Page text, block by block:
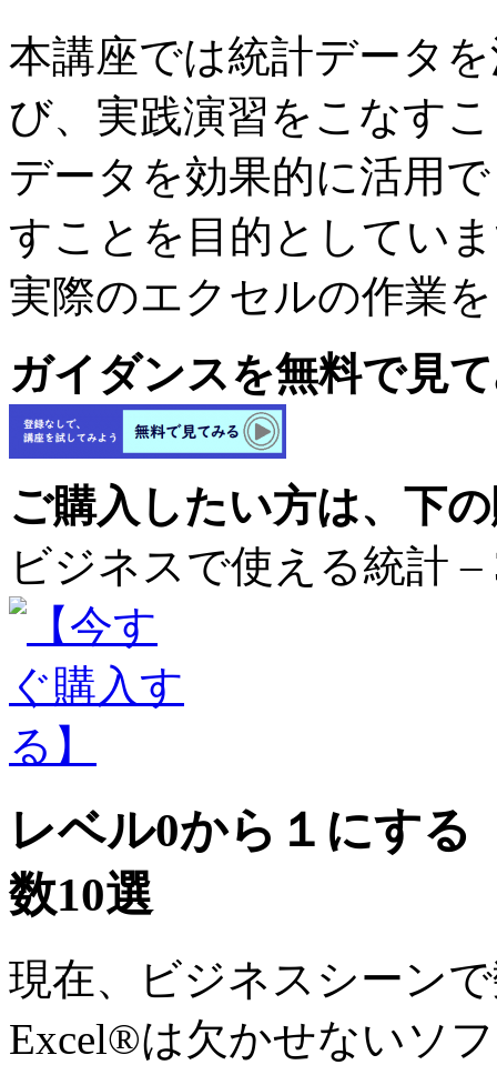
本講座では統計データ
び、実践演習をこなす
データを効果的に活用
すことを目的としてい
実際のエクセルの作業
ガイダンスを無料で見
ご購入したい方は、下
ビジネスで使える統計
レベル0から１にす
数10選
現在、ビジネスシーン
Excel®は欠かせないソ